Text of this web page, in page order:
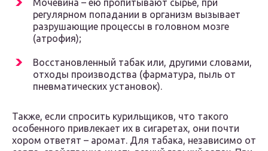
Мочевина – ею пропитывают сырье, при
регулярном попадании в организм вызывает
разрушающие процессы в головном мозге
(атрофия);
Восстановленный табак или, другими словами,
отходы производства (фарматура, пыль от
пневматических установок).
Также, если спросить курильщиков, что такого
особенного привлекает их в сигаретах, они почти
хором ответят – аромат. Для табака, независимо от